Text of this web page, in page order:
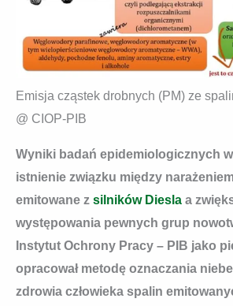
Emisja cząstek drobnych (PM) ze
@ CIOP-PIB
Wyniki badań epidemiologicznych
istnienie związku między
emitowane z silników Diesla a
występowania pewnych grup
Instytut Ochrony Pracy – PIB jako
opracował metodę oznaczania
zdrowia człowieka spalin